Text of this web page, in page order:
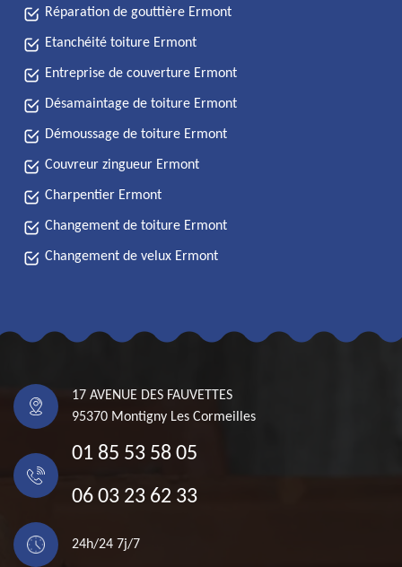
Réparation de gouttière Ermont
Etanchéité toiture Ermont
Entreprise de couverture Ermont
Désamaintage de toiture Ermont
Démoussage de toiture Ermont
Couvreur zingueur Ermont
Charpentier Ermont
Changement de toiture Ermont
Changement de velux Ermont
17 AVENUE DES FAUVETTES
95370 Montigny Les Cormeilles
01 85 53 58 05
06 03 23 62 33
24h/24 7j/7